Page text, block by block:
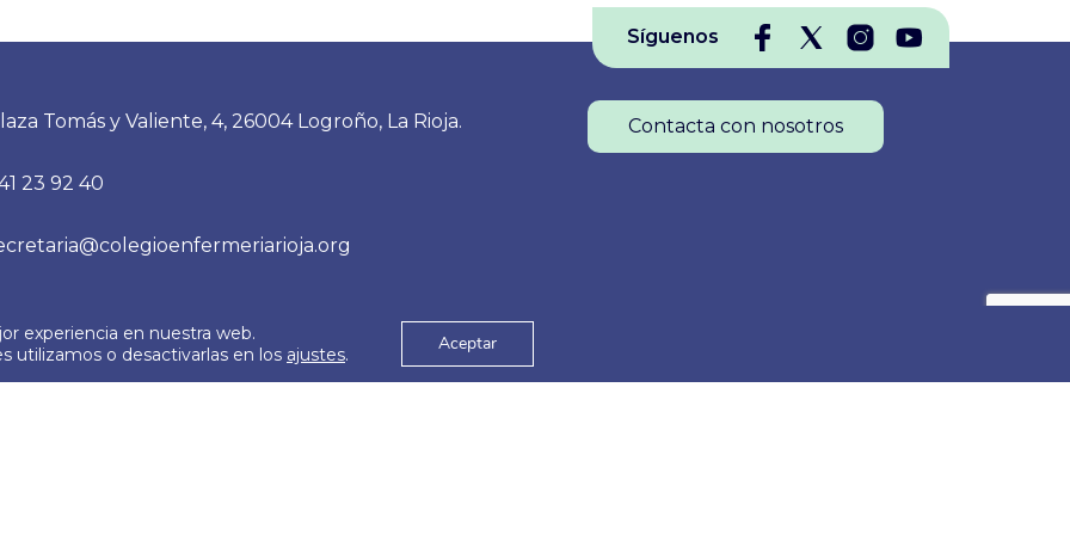
Síguenos
Tomás y Valiente, 4, 26004 Logroño, La Rioja.
23 92 40
Contacta con nosotros
© 2026
Aviso Legal
experiencia en nuestra web.
utilizamos o desactivarlas en los ajustes. Aceptar